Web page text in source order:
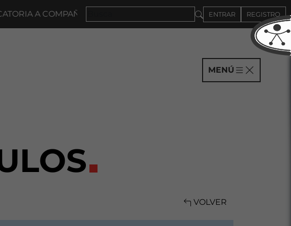
A COMPAÑÍAS HASTA EL 4DE SEPTIEMBRE ENTRAR REGISTRO
MENÚ
VOLVER